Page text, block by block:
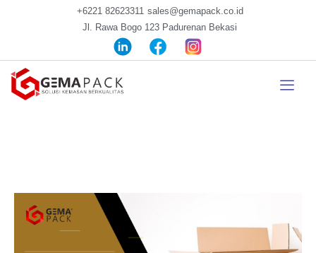
+6221 82623311 sales@gemapack.co.id
Jl. Rawa Bogo 123 Padurenan Bekasi